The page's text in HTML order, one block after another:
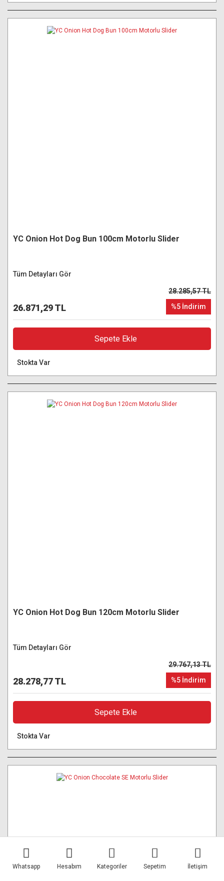
YC Onion Hot Dog Bun 100cm Motorlu Slider
Tüm Detayları Gör
26.871,29 TL
28.285,57 TL
%5 İndirim
Sepete Ekle
Stokta Var
YC Onion Hot Dog Bun 120cm Motorlu Slider
Tüm Detayları Gör
28.278,77 TL
29.767,13 TL
%5 İndirim
Sepete Ekle
Stokta Var
Whatsapp Hesabım Kategoriler Sepetim İletişim